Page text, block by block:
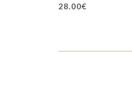
28.00€